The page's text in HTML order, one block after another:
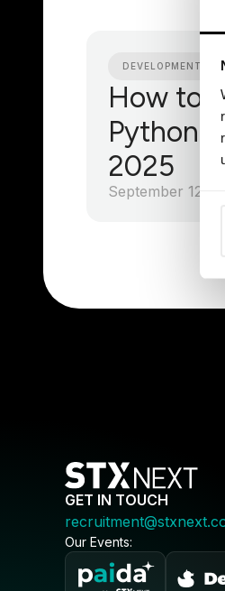
DEVELOPMENT
How to
Python
2025
September 12,
GET IN TOUCH
Our Events: